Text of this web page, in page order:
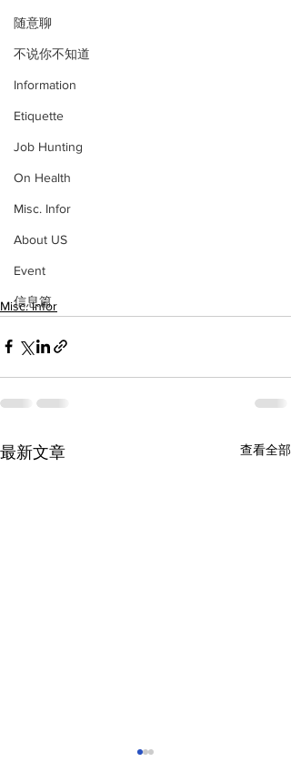
随意聊
不说你不知道
Information
Etiquette
Job Hunting
On Health
Misc. Infor
About US
Event
信息篇
Misc. Infor
最新文章 查看全部